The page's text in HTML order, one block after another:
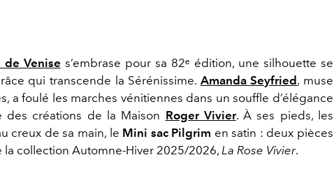
de Venise s’embrase pour sa 82ᵉ édition, une silhouette se
qui transcende la Sérénissime. Amanda Seyfried , muse
a foulé les marches vénitiennes dans un souffle d’élégance
des créations de la Maison Roger Vivier. À ses pieds, les
creux de sa main, le Mini sac Pilgrim en satin : deux pièces
la collection Automne-Hiver 2025/2026, La Rose Vivier.